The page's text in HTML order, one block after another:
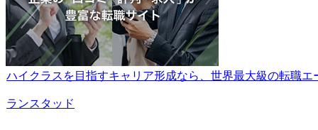
ハイクラスを目指すキャリア形成なら、世界最大級の転職エ
ランスタッド